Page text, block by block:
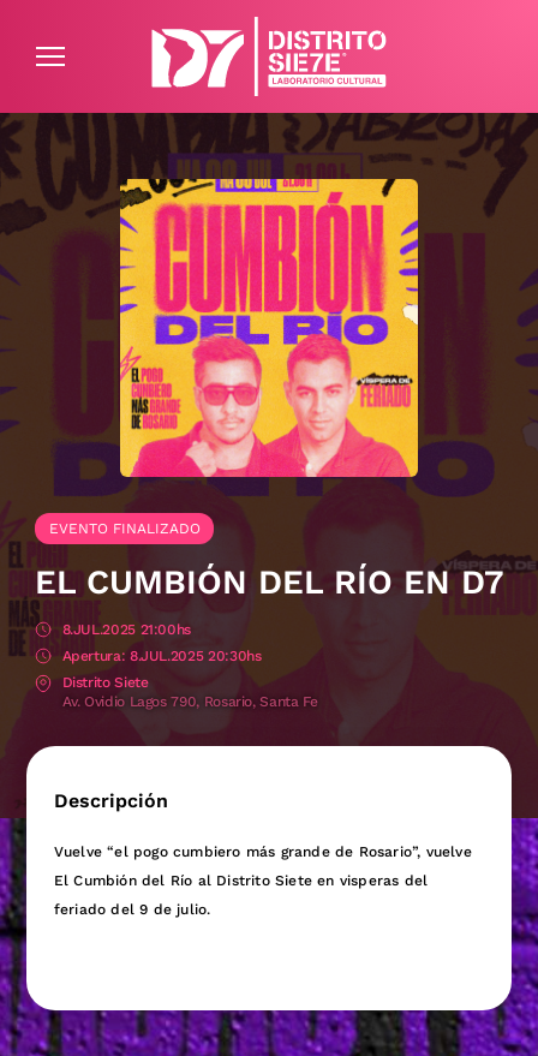
ATENCIÓN AL CLIENTE
PREGUNTAS FRECUENTES
EVENTO FINALIZADO
EL CUMBIÓN DEL RÍO EN D7
8.JUL.2025 21:00hs
8.JUL.2025 20:30hs
Distrito Siete
Av. Ovidio Lagos 790, Rosario, Santa Fe
Descripción
Vuelve “el pogo cumbiero más grande de Rosario”, vuelve
El Cumbión del Río al Distrito Siete en visperas del
feriado del 9 de julio.